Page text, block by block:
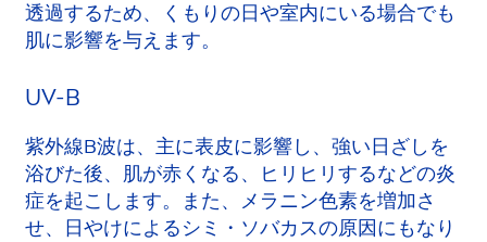
透過するため、くもりの日や室内にいる場合でも
肌に影響を与えます。
UV-B
紫外線B波は、主に表皮に影響し、強い日ざしを
浴びた後、肌が赤くなる、ヒリヒリするなどの炎
症を起こします。また、メラニン色素を増加さ
せ、日やけによるシミ・ソバカスの原因にもなり